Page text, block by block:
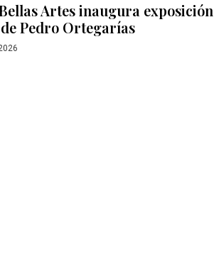
Artes inaugura exposición
Pedro Ortegarías